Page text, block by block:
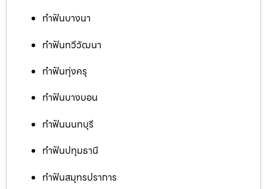
ทำฟันบางนา
ทำฟันทวีวัฒนา
ทำฟันทุ่งครุ
ทำฟันบางบอน
ทำฟันนนทบุรี
ทำฟันปทุมธานี
ทำฟันสมุทรปราการ